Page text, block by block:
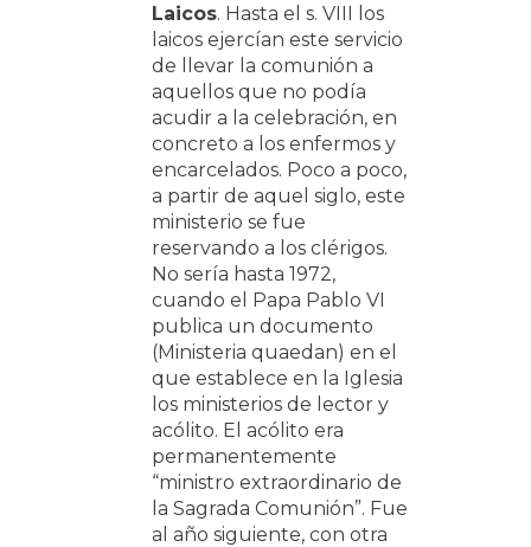
Laicos. Hasta el s. VIII los
laicos ejercían este servicio
de llevar la comunión a
aquellos que no podía
acudir a la celebración, en
concreto a los enfermos y
encarcelados. Poco a poco,
a partir de aquel siglo, este
ministerio se fue
reservando a los clérigos.
No sería hasta 1972,
cuando el Papa Pablo VI
publica un documento
(Ministeria quaedan) en el
que establece en la Iglesia
los ministerios de lector y
acólito. El acólito era
permanentemente
“ministro extraordinario de
la Sagrada Comunión”. Fue
al año siguiente, con otra